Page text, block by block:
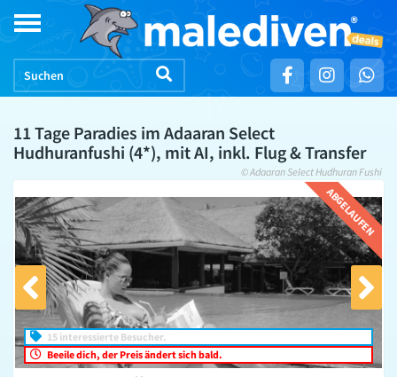
Skip
Toggle
navigation
11 Tage Paradies im Adaaran Select
Hudhuranfushi (4*), mit AI, inkl. Flug & Transfer
© Adaaran Select Hudhuran Fushi
ABGELAUFEN
15 interessierte Besucher.
Beeile dich, der Preis ändert sich bald.